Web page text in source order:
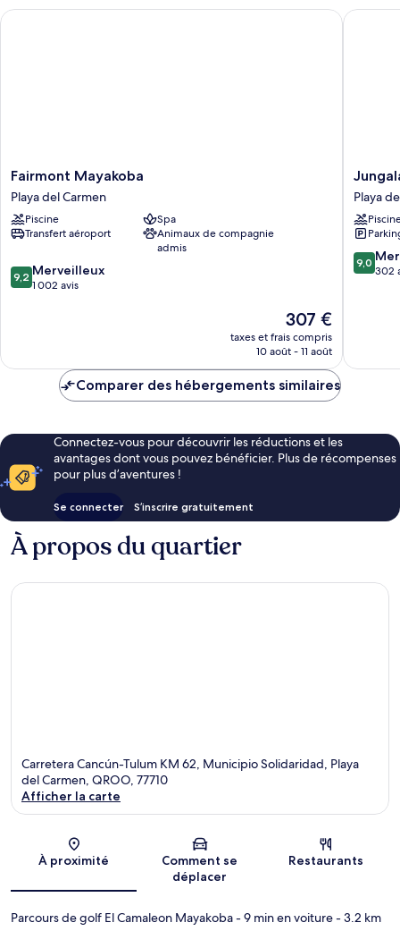
View
Ambassador
Fairmont
Mayakoba
Playa
del
Carmen
Fairmont Mayakoba
Playa del Carmen
Piscine
Spa
Transfert aéroport
Animaux de compagnie
admis
9.2
sur
9,2 Merveilleux
1 002 avis
Le
nouveau
prix
de
307 €
taxes et frais compris
10 août - 11 août
Fairmont Mayakoba
Jungala
Hotel
at
Riviera
Maya
Playa
Playa
9.0
sur
9,0
302
Jungala
Comparer des hébergements similaires
Connectez-vous pour découvrir les réductions et les
avantages dont vous pouvez bénéficier. Plus de récompenses
pour plus d’aventures !
Se connecter S’inscrire gratuitement
À propos du quartier
Carretera Cancún-Tulum KM 62, Municipio Solidaridad, Playa
del Carmen, QROO, 77710
Afficher la carte
À proximité
Comment se
déplacer
Restaurants
Parcours de golf El Camaleon Mayakoba- 9 min en voiture- 3.2 km